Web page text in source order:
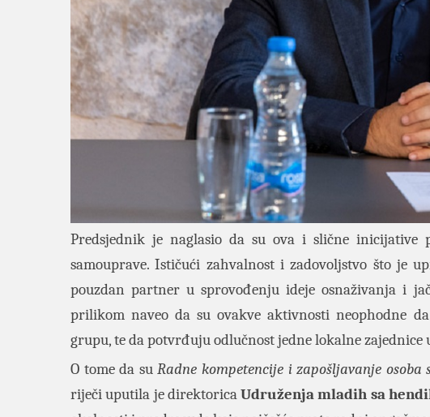
Predsjednik je naglasio da su ova i slične inicijative
samouprave. Ističući zahvalnost i zadovoljstvo što je
pouzdan partner u sprovođenju ideje osnaživanja i
prilikom naveo da su ovakve aktivnosti neophodne
grupu, te da potvrđuju odlučnost jedne lokalne
O tome da suRadne kompetencije i zapošljavanje
riječi uputila je direktoricaUdruženja mladih sa